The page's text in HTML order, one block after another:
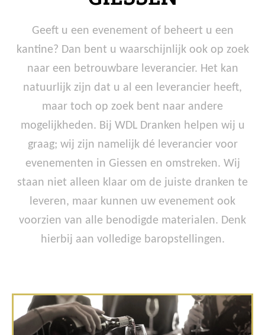
Geeft u een evenement of beheert u een
kantine? Dan bent u waarschijnlijk ook op zoek
naar een betrouwbare leverancier. Het kan
natuurlijk zijn dat u al een leverancier heeft,
maar toch op zoek bent naar andere
mogelijkheden. Bij WDL Dranken helpen wij u
graag; wij zijn namelijk dé leverancier voor
evenementen in Giessen en omstreken. Wij
staan niet alleen klaar om de juiste dranken te
leveren, maar kunnen uw evenement ook
voorzien van alle benodigde materialen. Denk
hierbij aan volledige baropstellingen.